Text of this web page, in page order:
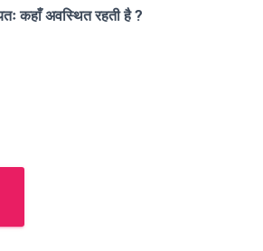
कहाँ अवस्थित रहती है ?